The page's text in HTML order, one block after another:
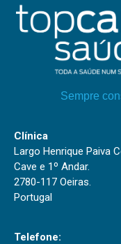
Sempre
Clínica
Largo Henrique Paiva
Cave e 1º Andar.
2780-117 Oeiras.
Portugal
Telefone: